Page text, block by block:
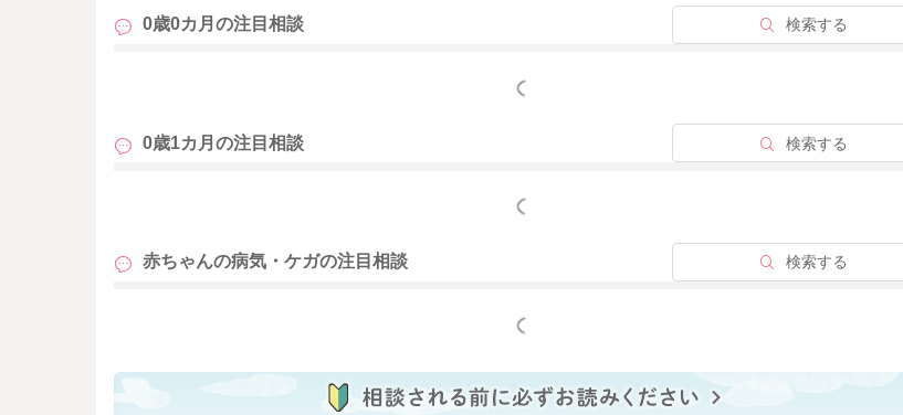
保湿でご様子を見てくださいね。もし目に指が入ってしまって充血が続いたりするようであれば、小児科
2025/10/2 9:00
0歳0カ月の注目相談 検索する
もっと見る
0歳1カ月の注目相談 検索する
もっと見る
赤ちゃんの病気・ケガの注目相談 検索する
もっと見る